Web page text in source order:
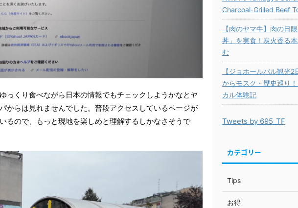
っくり食べながら日本の情報でもチェックしようかなとヤ
からは見れませんでした。普段アクセスしているページが
るので、もっと現地を楽しめと理解するしかなさそうで
Charcoal-Grilled Beef
【肉のヤマ牛】肉の日
丼」を実食！炭火香る
む
【ジョホールバル観光
からモスク・歴史巡り
カル体験記
Tweets by 695_TF
カテゴリー
Tips
お得